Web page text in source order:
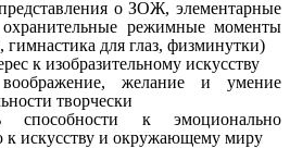
о ЗОЖ, элементарные
режимные моменты
гимнастика для глаз, физминутки)
к изобразительному искусству
воображение, желание и умение
творчески
способности к эмоционально
искусству и окружающему миру